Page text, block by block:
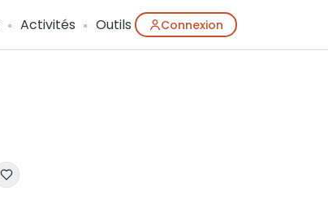
Activités Outils Connexion